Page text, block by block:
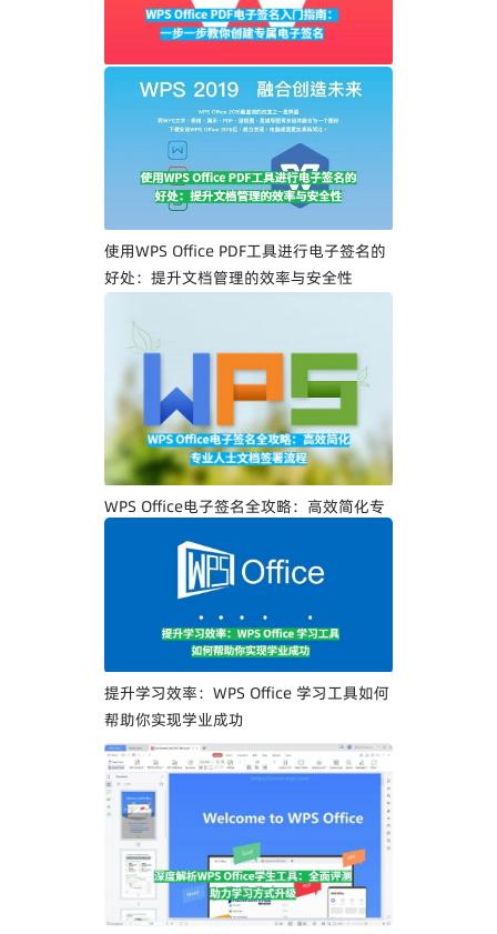
WPS Office PDF电子签名入门指南：一步
一步教你创建专属电子签名
使用WPS Office PDF工具进行电子签名的
好处：提升文档管理的效率与安全性
WPS Office电子签名全攻略：高效简化专
提升学习效率：WPS Office 学习工具如何
帮助你实现学业成功